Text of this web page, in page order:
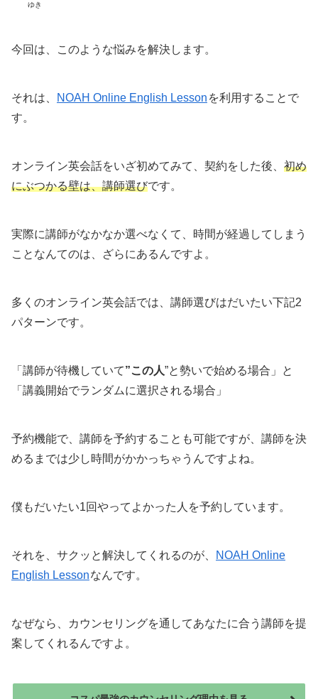
ゆき
今回は、このような悩みを解決します。
それは、 NOAH Online English Lesson を利用することで
す。
オンライン英会話をいざ初めてみて、契約をした後、 初め
にぶつかる壁は、講師選びです。
実際に講師がなかなか選べなくて、時間が経過してしまう
ことなんてのは、ざらにあるんですよ。
多くのオンライン英会話では、講師選びはだいたい下記2
パターンです。
「講師が待機していて”この人”と勢いで始める場合」と
「講義開始でランダムに選択される場合」
予約機能で、講師を予約することも可能ですが、講師を決
めるまでは少し時間がかかっちゃうんですよね。
僕もだいたい1回やってよかった人を予約しています。
それを、サクッと解決してくれるのが、
NOAH Online
English Lessonなんです。
なぜなら、カウンセリングを通してあなたに合う講師を提
案してくれるんですよ。